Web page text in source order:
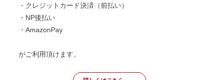
・クレジットカード決済（前払い）
・NP後払い
・AmazonPay
がご利用頂けます。